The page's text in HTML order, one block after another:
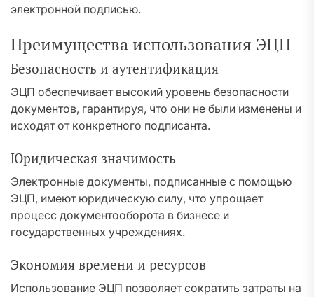
электронной подписью.
Преимущества использования ЭЦП
Безопасность и аутентификация
ЭЦП обеспечивает высокий уровень безопасности
документов, гарантируя, что они не были изменены и
исходят от конкретного подписанта.
Юридическая значимость
Электронные документы, подписанные с помощью
ЭЦП, имеют юридическую силу, что упрощает
процесс документооборота в бизнесе и
государственных учреждениях.
Экономия времени и ресурсов
Использование ЭЦП позволяет сократить затраты на